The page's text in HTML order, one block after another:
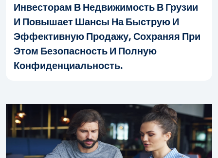
Инвесторам В Недвижимость В Грузии
И Повышает Шансы На Быструю И
Эффективную Продажу, Сохраняя При
Этом Безопасность И Полную
Конфиденциальность.